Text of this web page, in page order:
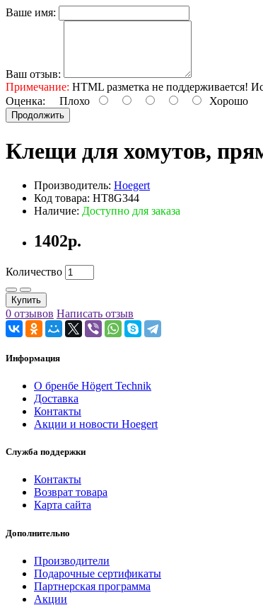
Ваше имя:
Ваш отзыв:
Примечание: HTML разметка не поддерживается!
Оценка: Плохо Хорошо
Продолжить
Клещи для хомутов,
Производитель: Hoegert
Код товара: HT8G344
Наличие: Доступно для заказа
1402р.
Количество
Купить
0 отзывов Написать отзыв
Информация
О бренбе Högert Technik
Доставка
Контакты
Акции и новости Hoegert
Служба поддержки
Контакты
Возврат товара
Карта сайта
Дополнительно
Производители
Подарочные сертификаты
Партнерская программа
Акции